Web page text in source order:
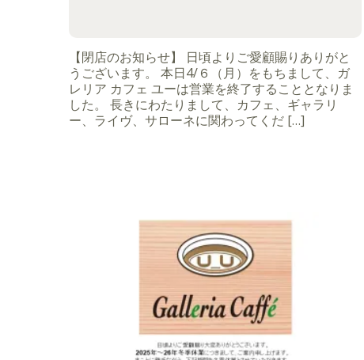
【閉店のお知らせ】 日頃よりご愛顧賜りありがと
うございます。 本日4/６（月）をもちまして、ガ
レリア カフェ ユーは営業を終了することとなりま
した。 長きにわたりまして、カフェ、ギャラリ
ー、ライヴ、サローネに関わってくだ […]